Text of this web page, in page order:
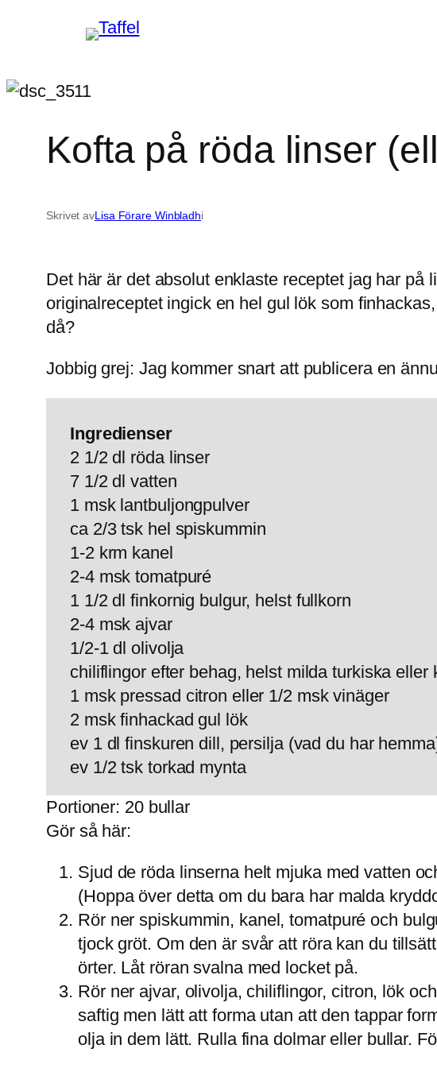
Kofta på röda linser
Skrivet avLisa Förare Winbladhi
Det här är det absolut enklaste receptet jag har
originalreceptet ingick en hel gul lök som
då?
Jobbig grej: Jag kommer snart att publicera en
Ingredienser
2 1/2 dl röda linser
7 1/2 dl vatten
1 msk lantbuljongpulver
ca 2/3 tsk hel spiskummin
1-2 krm kanel
2-4 msk tomatpuré
1 1/2 dl finkornig bulgur, helst fullkorn
2-4 msk ajvar
1/2-1 dl olivolja
chiliflingor efter behag, helst milda turkiska eller
1 msk pressad citron eller 1/2 msk vinäger
2 msk finhackad gul lök
ev 1 dl finskuren dill, persilja (vad du har
ev 1/2 tsk torkad mynta
Portioner: 20 bullar
Gör så här:
Sjud de röda linserna helt mjuka med vatten
(Hoppa över detta om du bara har malda
Rör ner spiskummin, kanel, tomatpuré och
tjock gröt. Om den är svår att röra kan du
örter. Låt röran svalna med locket på.
Rör ner ajvar, olivolja, chiliflingor, citron, lök
saftig men lätt att forma utan att den tappar
olja in dem lätt. Rulla fina dolmar eller bullar.